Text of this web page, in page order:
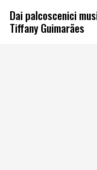
Dai palcoscenici
Tiffany Guimarães